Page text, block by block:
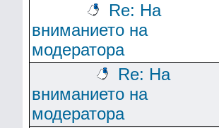
Re: На
вниманието на
модератора
Re: На
вниманието на
модератора